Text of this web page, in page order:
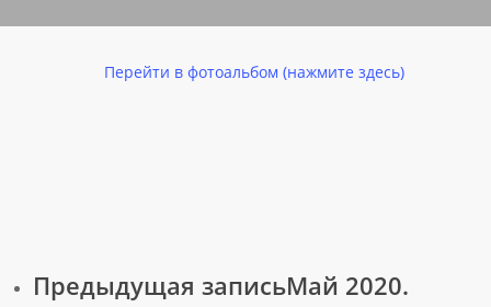
Перейти в фотоальбом (нажмите здесь)
Предыдущая записьМай 2020.